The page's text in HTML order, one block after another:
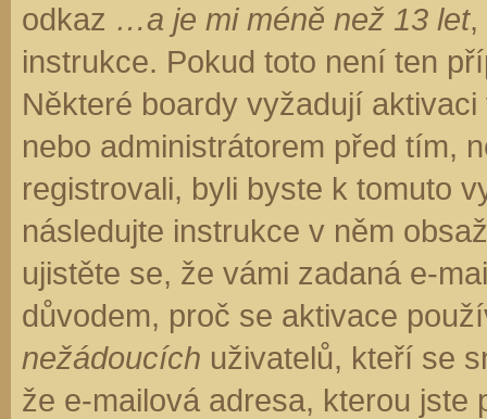
odkaz …a je mi méně než 13 let,
instrukce. Pokud toto není ten
Některé boardy vyžadují
nebo administrátorem před tím,
registrovali, byli byste k tomuto
následujte instrukce v něm
ujistěte se, že vámi zadaná e-
důvodem, proč se aktivace
nežádoucích uživatelů, kteří se
že e-mailová adresa, kterou jste